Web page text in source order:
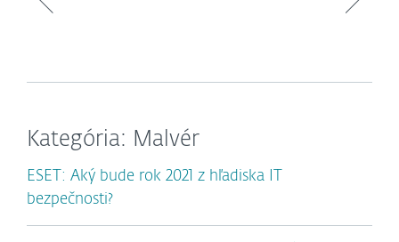
Kategória: Malvér
ESET: Aký bude rok 2021 z hľadiska IT
bezpečnosti?